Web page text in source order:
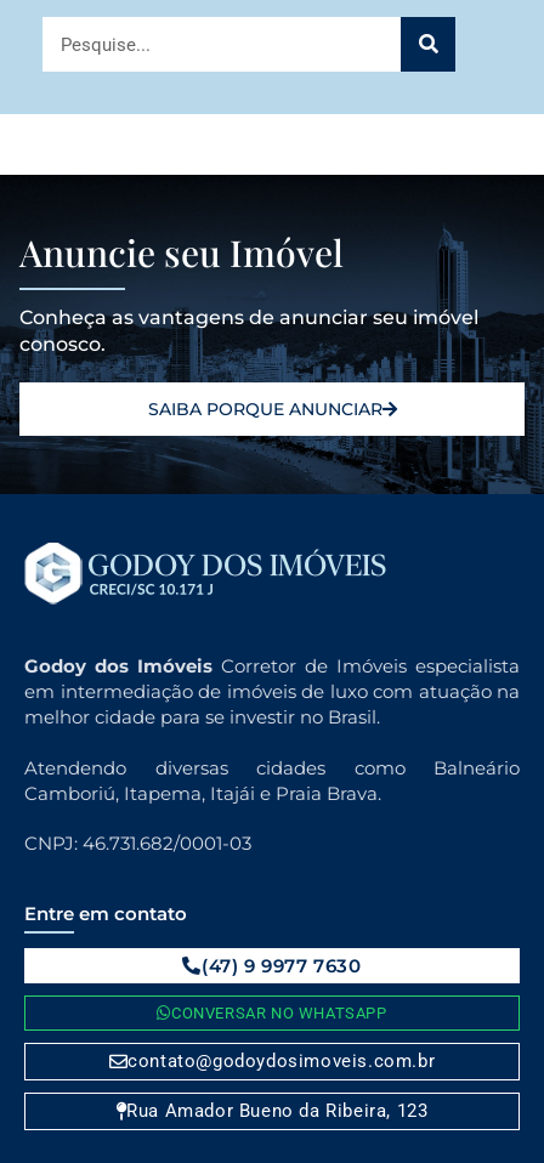
Anuncie seu Imóvel
Conheça as vantagens de anunciar seu imóvel
conosco.
SAIBA PORQUE ANUNCIAR
Godoy dos Imóveis Corretor de Imóveis especialista
em intermediação de imóveis de luxo com atuação na
melhor cidade para se investir no Brasil.
Atendendo diversas cidades como Balneário
Camboriú, Itapema, Itajái e Praia Brava.
CNPJ: 46.731.682/0001-03
Entre em contato
(47) 9 9977 7630
CONVERSAR NO WHATSAPP
contato@godoydosimoveis.com.br
Rua Amador Bueno da Ribeira, 123